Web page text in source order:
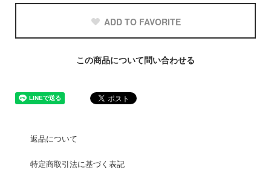
ADD TO FAVORITE
この商品について問い合わせる
返品について
特定商取引法に基づく表記